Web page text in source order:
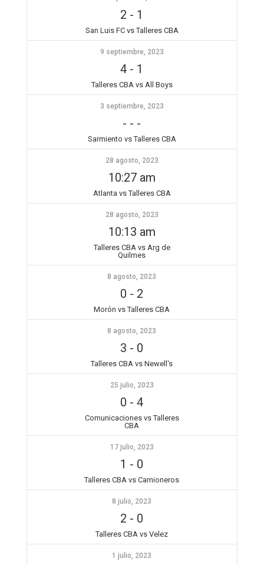
2 - 1
San Luis FC vs Talleres CBA
9 septiembre, 2023
4 - 1
Talleres CBA vs All Boys
3 septiembre, 2023
- - -
Sarmiento vs Talleres CBA
28 agosto, 2023
10:27 am
Atlanta vs Talleres CBA
28 agosto, 2023
10:13 am
Talleres CBA vs Arg de
Quilmes
8 agosto, 2023
0 - 2
Morón vs Talleres CBA
8 agosto, 2023
3 - 0
Talleres CBA vs Newell's
25 julio, 2023
0 -4
Comunicaciones vs Talleres
CBA
17 julio, 2023
1 - 0
Talleres CBA vs Camioneros
8 julio, 2023
2 - 0
Talleres CBA vs Velez
1 julio, 2023